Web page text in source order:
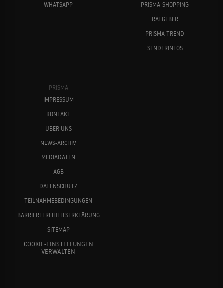
WHATSAPP
PRISMA-SHOPPING
RATGEBER
PRISMA TREND
SENDERINFOS
PRISMA
IMPRESSUM
KONTAKT
ÜBER UNS
NEWS-ARCHIV
MEDIADATEN
AGB
DATENSCHUTZ
TEILNAHMEBEDINGUNGEN
BARRIEREFREIHEITSERKLÄRUNG
SITEMAP
COOKIE-EINSTELLUNGEN
VERWALTEN